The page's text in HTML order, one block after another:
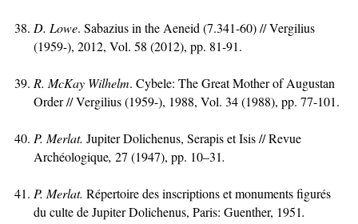
D. Lowe. Sabazius in the Aeneid (7.341-60) // Vergilius
(1959-), 2012, Vol. 58 (2012), pp. 81-91.
R. McKay Wilhelm. Cybele: The Great Mother of Augustan
Order // Vergilius (1959-), 1988, Vol. 34 (1988), pp. 77-101.
P. Merlat. Jupiter Dolichenus, Serapis et Isis // Revue
Archéologique, 27 (1947), pp. 10–31.
P. Merlat. Répertoire des inscriptions et monuments figurés
du culte de Jupiter Dolichenus, Paris: Guenther, 1951.